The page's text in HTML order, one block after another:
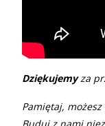
Dziękujemyza
Pamiętaj,
Buduj z nami